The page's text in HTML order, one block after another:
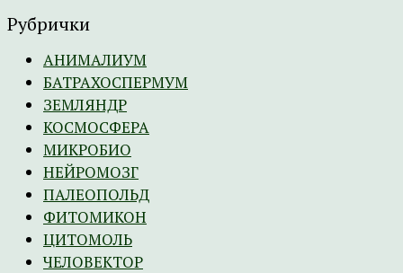
Рубрички
АНИМАЛИУМ
БАТРАХОСПЕРМУМ
ЗЕМЛЯНДР
КОСМОСФЕРА
МИКРОБИО
НЕЙРОМОЗГ
ПАЛЕОПОЛЬД
ФИТОМИКОН
ЦИТОМОЛЬ
ЧЕЛОВЕКТОР